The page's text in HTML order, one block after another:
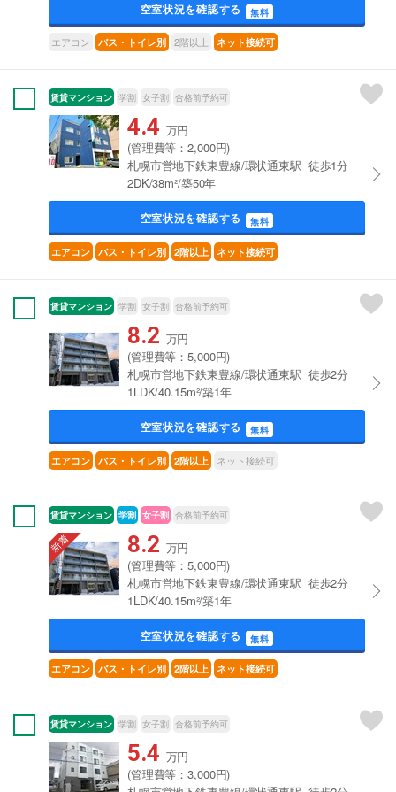
空室状況を確認する 無料
エアコン バス・トイレ別 2階以上 ネット接続可
賃貸マンション 学割 女子割 合格前予約可
4.4 万円
(管理費等：2,000円)
札幌市営地下鉄東豊線/環状通東駅 徒歩1分
2DK/38m²/築50年
空室状況を確認する 無料
エアコン バス・トイレ別 2階以上 ネット接続可
賃貸マンション 学割 女子割 合格前予約可
8.2 万円
(管理費等：5,000円)
札幌市営地下鉄東豊線/環状通東駅 徒歩2分
1LDK/40.15m²/築1年
空室状況を確認する 無料
エアコン バス・トイレ別 2階以上 ネット接続可
賃貸マンション 学割 女子割 合格前予約可
8.2 万円
(管理費等：5,000円)
札幌市営地下鉄東豊線/環状通東駅 徒歩2分
1LDK/40.15m²/築1年
空室状況を確認する 無料
エアコン バス・トイレ別 2階以上 ネット接続可
賃貸マンション 学割 女子割 合格前予約可
5.4 万円
(管理費等：3,000円)